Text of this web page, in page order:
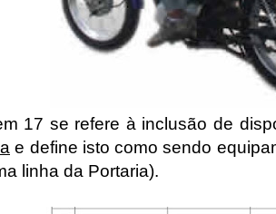
17 se refere à inclusão de
e define isto como sendo
linha da Portaria).